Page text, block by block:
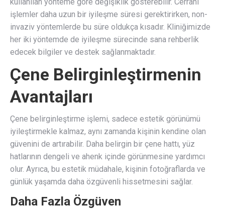
işlemler daha uzun bir iyileşme süresi gerektirirken, non-
invaziv yöntemlerde bu süre oldukça kısadır. Kliniğimizde
her iki yöntemde de iyileşme sürecinde sana rehberlik
edecek bilgiler ve destek sağlanmaktadır.
Çene Belirginleştirmenin
Avantajları
Çene belirginleştirme işlemi, sadece estetik görünümü
iyileştirmekle kalmaz, aynı zamanda kişinin kendine olan
güvenini de artırabilir. Daha belirgin bir çene hattı, yüz
hatlarının dengeli ve ahenk içinde görünmesine yardımcı
olur. Ayrıca, bu estetik müdahale, kişinin fotoğraflarda ve
günlük yaşamda daha özgüvenli hissetmesini sağlar.
Daha Fazla Özgüven